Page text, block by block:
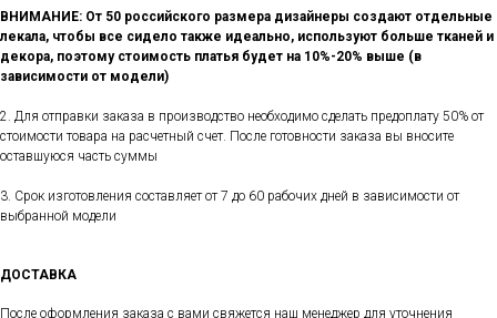
ВНИМАНИЕ: От 50 российского размера дизайнеры создают отдельные
лекала, чтобы все сидело также идеально, используют больше тканей и
декора, поэтому стоимость платья будет на 10%-20% выше (в
зависимости от модели)
2. Для отправки заказа в производство необходимо сделать предоплату 50% от
стоимости товара на расчетный счет. После готовности заказа вы вносите
оставшуюся часть суммы
3. Срок изготовления составляет от 7 до 60 рабочих дней в зависимости от
выбранной модели
ДОСТАВКА
После оформления заказа с вами свяжется наш менеджер для уточнения